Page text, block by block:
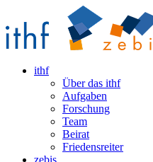
ithf
Über das ithf
Aufgaben
Forschung
Team
Beirat
Friedensreiter
zebis